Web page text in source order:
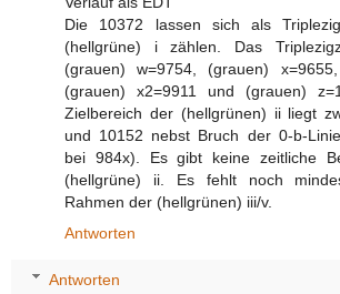
Die 10372 lassen sich als
(hellgrüne) i zählen. Das
(grauen) w=9754, (grauen)
(grauen) x2=9911 und (grauen)
Zielbereich der (hellgrünen) ii liegt
und 10152 nebst Bruch der 0-b-
bei 984x). Es gibt keine zeitliche
(hellgrüne) ii. Es fehlt noch
Rahmen der (hellgrünen) iii/v.
Antworten
Antworten